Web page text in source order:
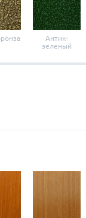
Антик-
зеленый